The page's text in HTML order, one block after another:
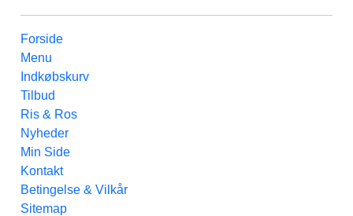
Forside
Menu
Indkøbskurv
Tilbud
Ris & Ros
Nyheder
Min Side
Kontakt
Betingelse & Vilkår
Sitemap